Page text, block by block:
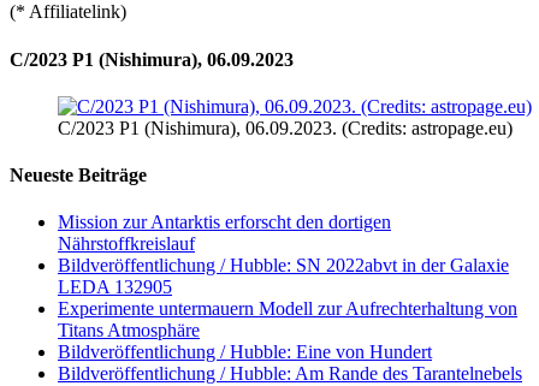
(* Affiliatelink)
C/2023 P1 (Nishimura), 06.09.2023
C/2023 P1 (Nishimura), 06.09.2023. (Credits: astropage.eu)
Neueste Beiträge
Mission zur Antarktis erforscht den dortigen
Nährstoffkreislauf
Bildveröffentlichung / Hubble: SN 2022abvt in der Galaxie
LEDA 132905
Experimente untermauern Modell zur Aufrechterhaltung von
Titans Atmosphäre
Bildveröffentlichung / Hubble: Eine von Hundert
Bildveröffentlichung / Hubble: Am Rande des Tarantelnebels